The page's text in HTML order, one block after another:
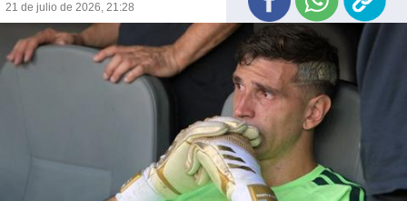
21 de julio de 2026, 21:28